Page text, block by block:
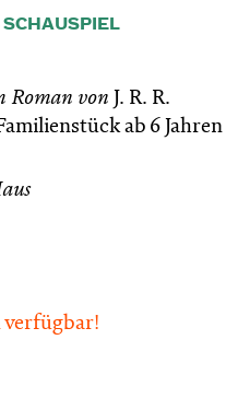
Roman von J. R. R.
ab 6 Jahren
verfügbar!